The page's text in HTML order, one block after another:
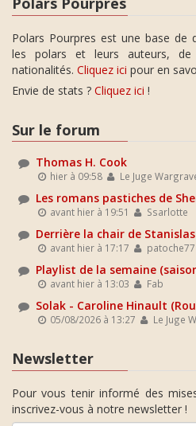
Polars Pourpres est une base de
les polars et leurs auteurs,
nationalités. Cliquez ici pour en
Envie de stats ? Cliquez ici !
Sur le forum
Thomas H. Cook
hier à 09:58 Le Juge
Les romans pastiches de
avant hier à 19:51 Ssarlotte
Derrière la chair de
avant hier à 17:17 patoche77
Playlist de la semaine
avant hier à 13:03 Fab
Solak - Caroline Hinault
05/08/2026 à 13:27 Le Juge
Newsletter
Pour vous tenir informé des
inscrivez-vous à notre newsletter !